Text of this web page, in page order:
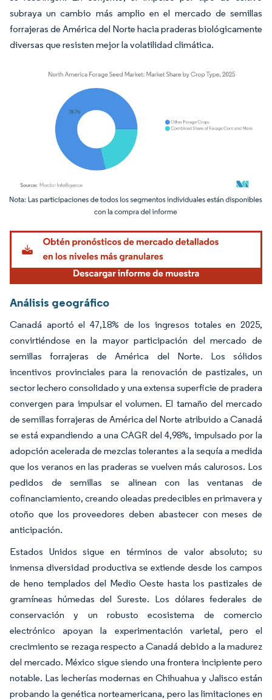
subraya un cambio más amplio en el mercado de semillas
forrajeras de América del Norte hacia praderas biológicamente
diversas que resisten mejor la volatilidad climática.
Imagen © Mordor Intelligence. El uso requiere atribución según CC BY 4.0.
Análisis geográfico
Canadá aportó el 47,18% de los ingresos totales en 2025,
convirtiéndose en la mayor participación del mercado de
semillas forrajeras de América del Norte. Los sólidos
incentivos provinciales para la renovación de pastizales, un
sector lechero consolidado y una extensa superficie de pradera
convergen para impulsar el volumen. El tamaño del mercado
de semillas forrajeras de América del Norte atribuido a Canadá
se está expandiendo a una CAGR del 4,98%, impulsado por la
adopción acelerada de mezclas tolerantes a la sequía a medida
que los veranos en las praderas se vuelven más calurosos. Los
pedidos de semillas se alinean con las ventanas de
cofinanciamiento, creando oleadas predecibles en primavera y
otoño que los proveedores deben abastecer con meses de
anticipación.
Estados Unidos sigue en términos de valor absoluto; su
inmensa diversidad productiva se extiende desde los campos
de heno templados del Medio Oeste hasta los pastizales de
gramíneas húmedas del Sureste. Los dólares federales de
conservación y un robusto ecosistema de comercio
electrónico apoyan la experimentación varietal, pero el
crecimiento se rezaga respecto a Canadá debido a la madurez
del mercado. México sigue siendo una frontera incipiente pero
notable. Las lecherías modernas en Chihuahua y Jalisco están
probando la genética norteamericana, pero las limitaciones en